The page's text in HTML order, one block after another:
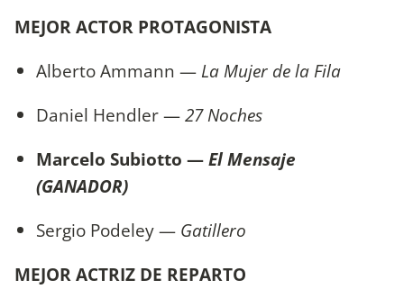
MEJOR ACTOR PROTAGONISTA
Alberto Ammann — La Mujer de la Fila
Daniel Hendler —27 Noches
Marcelo Subiotto —El Mensaje
(GANADOR)
Sergio Podeley — Gatillero
MEJOR ACTRIZ DE REPARTO